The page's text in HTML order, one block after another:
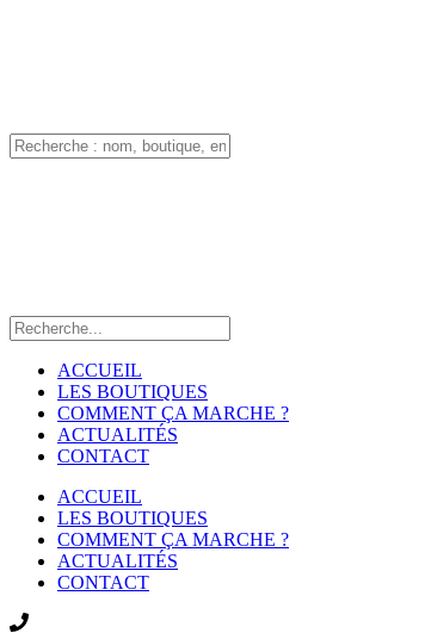
ACCUEIL
LES BOUTIQUES
COMMENT ÇA MARCHE ?
ACTUALITÉS
CONTACT
ACCUEIL
LES BOUTIQUES
COMMENT ÇA MARCHE ?
ACTUALITÉS
CONTACT